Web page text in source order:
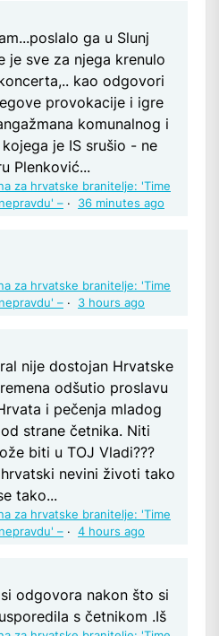
ga u Slunj
je sve za njega krenulo
kao odgovori
provokacije i igre
komunalnog i
je IS srušio - ne
Plenković...
za hrvatske branitelje: 'Time
– · 36 minutes ago
za hrvatske branitelje: 'Time
– · 3 hours ago
nije dostojan Hrvatske
odšutio proslavu
i pečenja mladog
strane četnika. Niti
biti u TOJ Vladi???
nevini životi tako
tako...
za hrvatske branitelje: 'Time
– · 4 hours ago
odgovora nakon što si
s četnikom .Iš